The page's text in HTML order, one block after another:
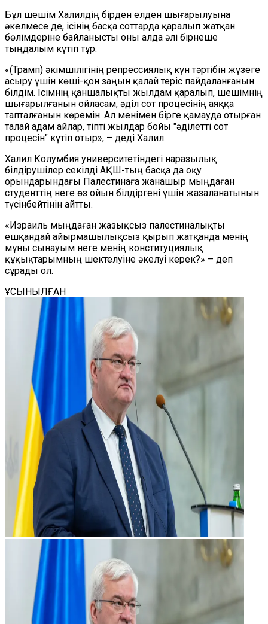
Бұл шешім Халилдің бірден елден шығарылуына
әкелмесе де, ісінің басқа соттарда қаралып жатқан
бөлімдеріне байланысты оны алда әлі бірнеше
тыңдалым күтіп тұр.
«(Трамп) әкімшілігінің репрессиялық күн тәртібін жүзеге
асыру үшін көші-қон заңын қалай теріс пайдаланғанын
білдім. Ісімнің қаншалықты жылдам қаралып, шешімнің
шығарылғанын ойласам, әділ сот процесінің аяққа
тапталғанын көремін. Ал менімен бірге қамауда отырған
талай адам айлар, тіпті жылдар бойы "әділетті сот
процесін" күтіп отыр», – деді Халил.
Халил Колумбия университетіндегі наразылық
білдірушілер секілді АҚШ-тың басқа да оқу
орындарындағы Палестинаға жанашыр мыңдаған
студенттің неге өз ойын білдіргені үшін жазаланатынын
түсінбейтінін айтты.
«Израиль мыңдаған жазықсыз палестиналықты
ешқандай айырмашылықсыз қырып жатқанда менің
мұны сынауым неге менің конституциялық
құқықтарымның шектелуіне әкелуі керек?» – деп
сұрады ол.
ҰСЫНЫЛҒАН